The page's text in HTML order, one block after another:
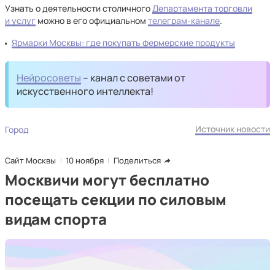
Узнать о деятельности столичногоДепартамента торговли
и услуг можно в его официальном телеграм-канале.
Ярмарки Москвы: где покупать фермерские продукты
Нейросоветы – канал с советами от
искусственного интеллекта!
Город Источник новости
Сайт Москвы 10 ноября Поделиться
Москвичи могут бесплатно
посещать секции по силовым
видам спорта